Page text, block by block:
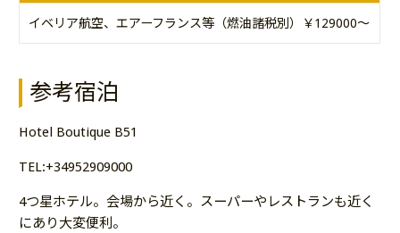
イベリア航空、エアーフランス等（燃油諸税別）￥129000～
参考宿泊
Hotel Boutique B51
TEL:+34952909000
4つ星ホテル。会場から近く。スーパーやレストランも近く
にあり大変便利。